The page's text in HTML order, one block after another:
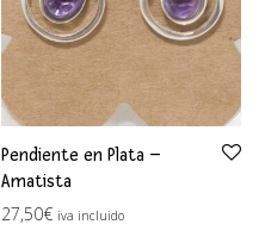
Pendiente en Plata –
Amatista
27,50€ iva incluido